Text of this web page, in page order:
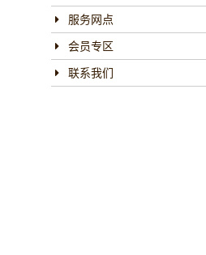
服务网点
会员专区
联系我们